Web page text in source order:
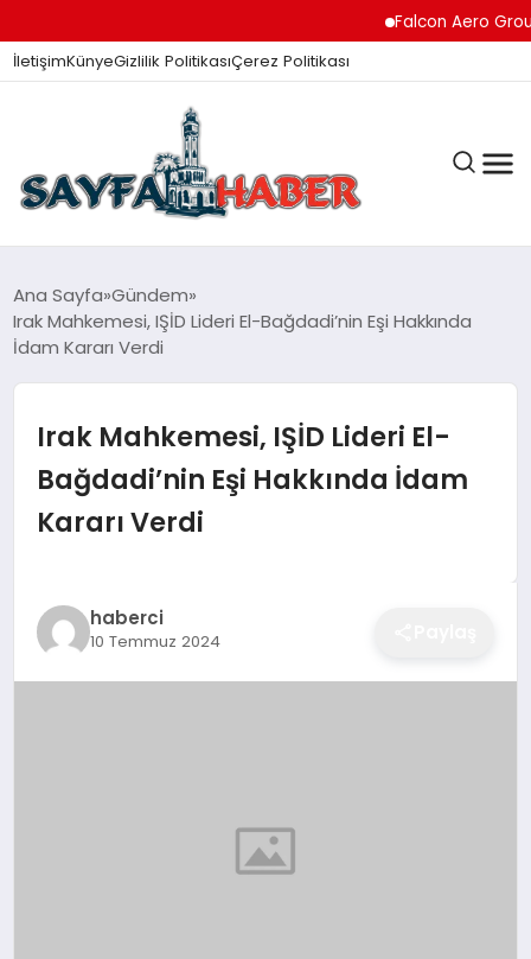
Falcon Aero Group,
İletişimKünyeGizlilik PolitikasıÇerez Politikası
ANA SAYFA
GÜNDEM
İZMIR HABERLERI
EKONOMI
Ana Sayfa Gündem
Irak Mahkemesi, IŞİD Lideri El-Bağdadi’nin Eşi Hakkında
İdam Kararı Verdi
Irak Mahkemesi, IŞİD Lideri El-
Bağdadi’nin Eşi Hakkında İdam
Kararı Verdi
haberci
10 Temmuz 2024